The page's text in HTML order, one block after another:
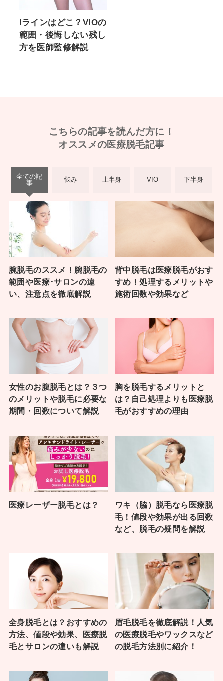
Iラインはどこ？VIOの
範囲・後悔しない残し
方を医師監修解説
こちらの記事を読んだ方に！
オススメの医療脱毛記事
全ての記
事
悩み 上半身 VIO 下半身
腕脱毛のススメ！腕脱毛の
範囲や医療･サロンの違
い、注意点を徹底解説
背中脱毛は医療脱毛がおす
すめ！処理するメリットや
施術回数や効果など
女性のお腹脱毛とは？３つ
のメリットや脱毛に必要な
期間・回数について解説
胸を脱毛するメリットと
は？自己処理よりも医療脱
毛がおすすめの理由
医療レーザー脱毛とは？
ワキ（脇）脱毛なら医療脱
毛！値段や効果が出る回数
など、脱毛の疑問を解説
全身脱毛とは？おすすめの
方法、値段や効果、医療脱
毛とサロンの違いも解説
眉毛脱毛を徹底解説！人気
の医療脱毛やワックスなど
の脱毛方法別に紹介！